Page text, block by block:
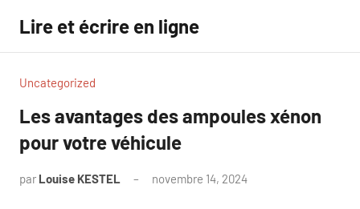
contenu
Lire et écrire en ligne
Uncategorized
Les avantages des ampoules xénon
pour votre véhicule
par Louise KESTEL novembre 14, 2024